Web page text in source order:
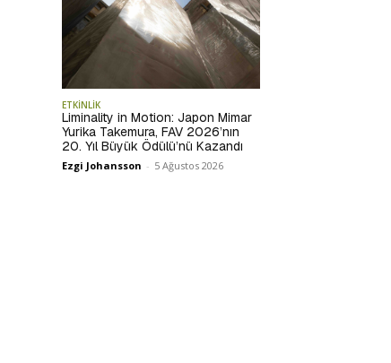
ETKİNLİK
Liminality in Motion: Japon Mimar
Yurika Takemura, FAV 2026’nın
20. Yıl Büyük Ödülü’nü Kazandı
Ezgi Johansson - 5 Ağustos 2026